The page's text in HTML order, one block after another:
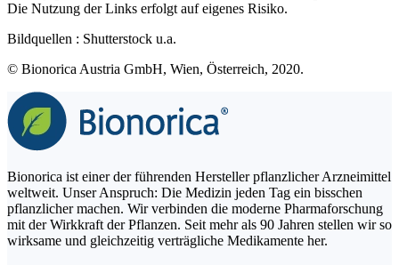
Die Nutzung der Links erfolgt auf eigenes Risiko.
Bildquellen : Shutterstock u.a.
© Bionorica Austria GmbH, Wien, Österreich, 2020.
Bionorica ist einer der führenden Hersteller pflanzlicher Arzneimittel
weltweit. Unser Anspruch: Die Medizin jeden Tag ein bisschen
pflanzlicher machen. Wir verbinden die moderne Pharmaforschung
mit der Wirkkraft der Pflanzen. Seit mehr als 90 Jahren stellen wir so
wirksame und gleichzeitig verträgliche Medikamente her.